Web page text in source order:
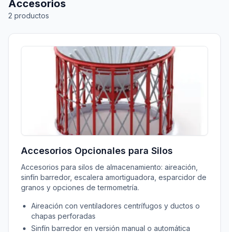
Accesorios
2 productos
Accesorios Opcionales para Silos
Accesorios para silos de almacenamiento: aireación,
sinfín barredor, escalera amortiguadora, esparcidor de
granos y opciones de termometría.
Aireación con ventiladores centrífugos y ductos o
chapas perforadas
Sinfín barredor en versión manual o automática